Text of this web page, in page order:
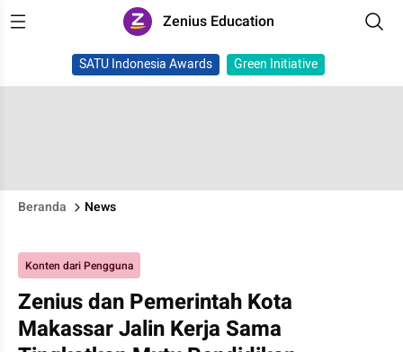
Zenius Education
SATU Indonesia Awards Green Initiative
Beranda News
Konten dari Pengguna
Zenius dan Pemerintah Kota
Makassar Jalin Kerja Sama